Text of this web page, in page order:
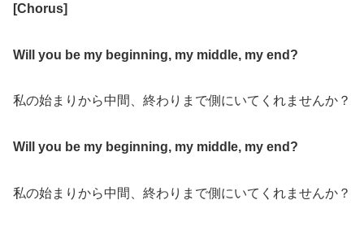
[Chorus]
Will you be my beginning, my middle, my end?
私の始まりから中間、終わりまで側にいてくれませんか？
Will you be my beginning, my middle, my end?
私の始まりから中間、終わりまで側にいてくれませんか？